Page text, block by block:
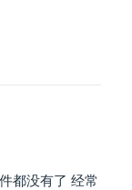
都没有了 经常